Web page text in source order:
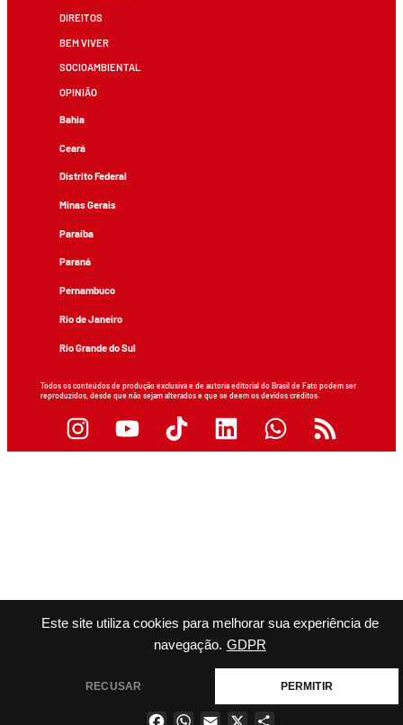
Este site utiliza cookies para melhorar sua experiência de
navegação. GDPR
RECUSAR PERMITIR
DIREITOS
BEM VIVER
SOCIOAMBIENTAL
OPINIÃO
Bahia
Ceará
Distrito Federal
Minas Gerais
Paraíba
Paraná
Pernambuco
Rio de Janeiro
Rio Grande do Sul
Todos os conteúdos de produção exclusiva e de autoria editorial do Brasil de Fato podem ser
reproduzidos, desde que não sejam alterados e que se deem os devidos créditos.
FacebookWhatsApp
Email